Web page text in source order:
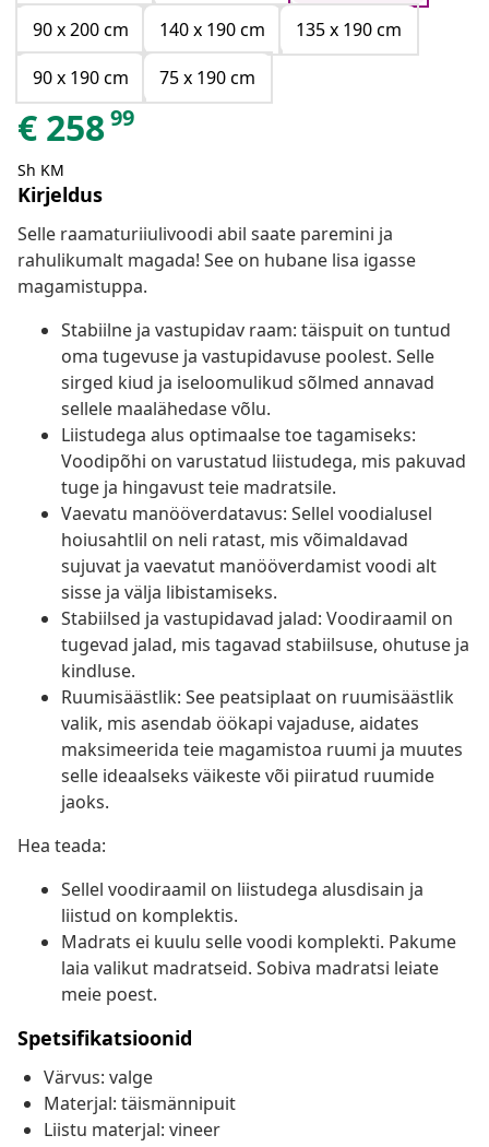
90 x 200 cm
140 x 190 cm
135 x 190 cm
90 x 190 cm
75 x 190 cm
€ 25899
Sh KM
Kirjeldus
Selle raamaturiiulivoodi abil saate paremini ja
rahulikumalt magada! See on hubane lisa igasse
magamistuppa.
Stabiilne ja vastupidav raam: täispuit on tuntud
oma tugevuse ja vastupidavuse poolest. Selle
sirged kiud ja iseloomulikud sõlmed annavad
sellele maalähedase võlu.
Liistudega alus optimaalse toe tagamiseks:
Voodipõhi on varustatud liistudega, mis pakuvad
tuge ja hingavust teie madratsile.
Vaevatu manööverdatavus: Sellel voodialusel
hoiusahtlil on neli ratast, mis võimaldavad
sujuvat ja vaevatut manööverdamist voodi alt
sisse ja välja libistamiseks.
Stabiilsed ja vastupidavad jalad: Voodiraamil on
tugevad jalad, mis tagavad stabiilsuse, ohutuse ja
kindluse.
Ruumisäästlik: See peatsiplaat on ruumisäästlik
valik, mis asendab öökapi vajaduse, aidates
maksimeerida teie magamistoa ruumi ja muutes
selle ideaalseks väikeste või piiratud ruumide
jaoks.
Hea teada:
Sellel voodiraamil on liistudega alusdisain ja
liistud on komplektis.
Madrats ei kuulu selle voodi komplekti. Pakume
laia valikut madratseid. Sobiva madratsi leiate
meie poest.
Spetsifikatsioonid
Värvus: valge
Materjal: täismännipuit
Liistu materjal: vineer